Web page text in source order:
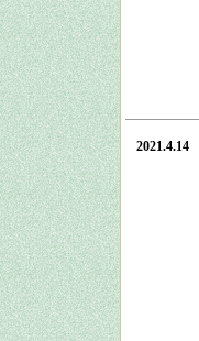
2021.4.14